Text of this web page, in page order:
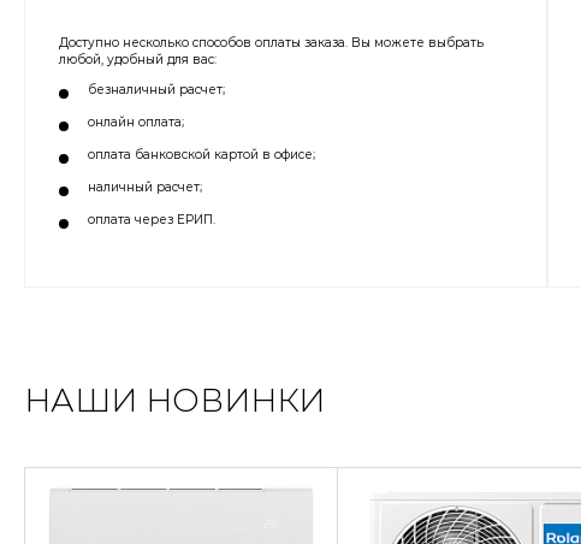
Доступно несколько способов оплаты заказа. Вы можете выбрать
любой, удобный для вас:
безналичный расчет;
онлайн оплата;
оплата банковской картой в офисе;
наличный расчет;
оплата через ЕРИП.
НАШИ НОВИНКИ